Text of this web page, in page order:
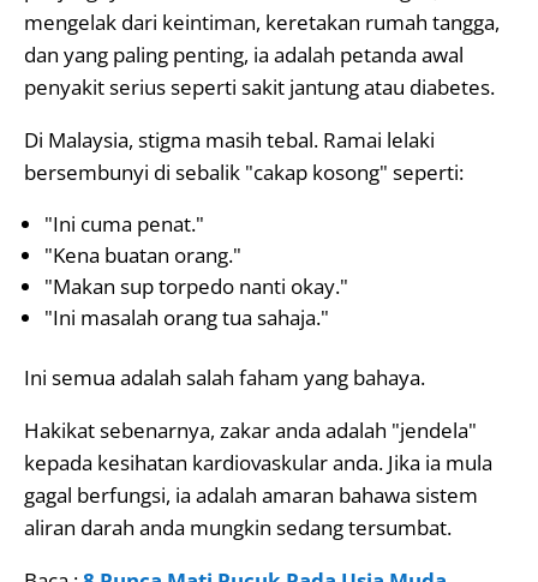
mengelak dari keintiman, keretakan rumah tangga,
dan yang paling penting, ia adalah petanda awal
penyakit serius seperti sakit jantung atau diabetes.
Di Malaysia, stigma masih tebal. Ramai lelaki
bersembunyi di sebalik "cakap kosong" seperti:
"Ini cuma penat."
"Kena buatan orang."
"Makan sup torpedo nanti okay."
"Ini masalah orang tua sahaja."
Ini semua adalah salah faham yang bahaya.
Hakikat sebenarnya, zakar anda adalah "jendela"
kepada kesihatan kardiovaskular anda. Jika ia mula
gagal berfungsi, ia adalah amaran bahawa sistem
aliran darah anda mungkin sedang tersumbat.